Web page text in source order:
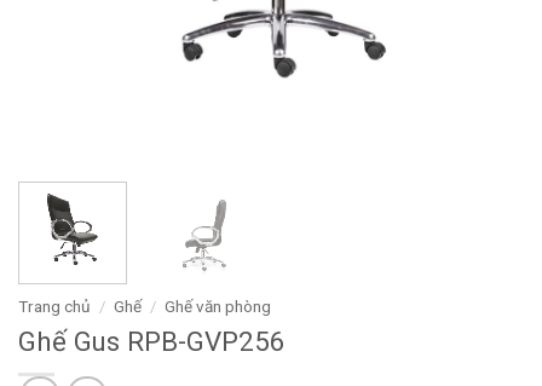
Trang chủ / Ghế / Ghế văn phòng
Ghế Gus RPB-GVP256